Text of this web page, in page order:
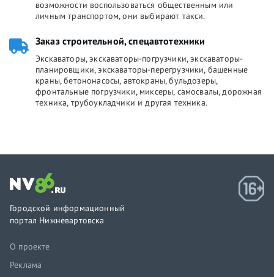
возможности воспользоваться общественным или
личным транспортом, они выбирают такси.
Заказ строительной, спецавтотехники
Экскаваторы, экскаваторы-погрузчики, экскаваторы-
планировщики, экскаваторы-перегрузчики, башенные
краны, бетононасосы, автокраны, бульдозеры,
фронтальные погрузчики, миксеры, самосвалы, дорожная
техника, трубоукладчики и другая техника.
Городской информационный
портал Нижневартовска
О проекте
Реклама